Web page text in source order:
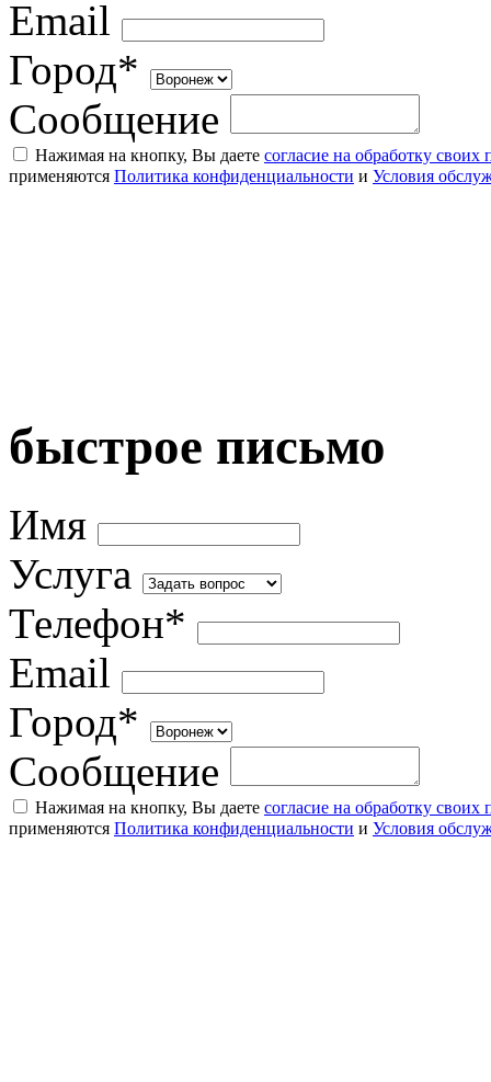
Email
Город*
Сообщение
Нажимая на кнопку, Вы даете согласие на обработку
применяются Политика конфиденциальности и Условия
быстрое письмо
Имя
Услуга
Телефон*
Email
Город*
Сообщение
Нажимая на кнопку, Вы даете согласие на обработку
применяются Политика конфиденциальности и Условия